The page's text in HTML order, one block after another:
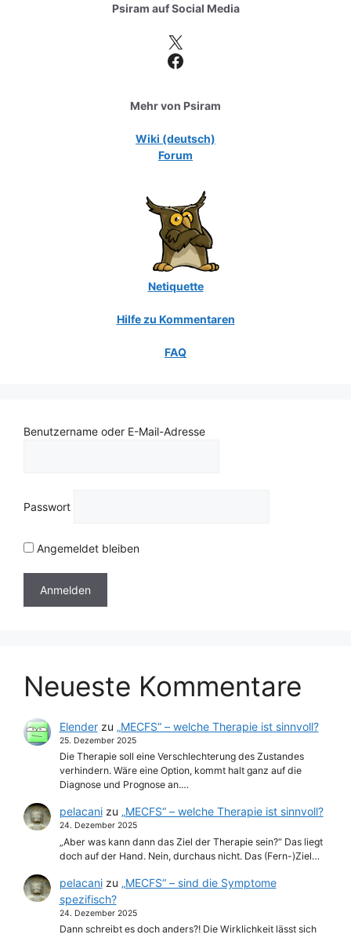
Psiram aufSocial Media
X
Facebook
Mehr von Psiram
Wiki (deutsch)
Forum
Netiquette
Hilfe zu Kommentaren
FAQ
Benutzername oder E-Mail-Adresse
Passwort
Angemeldet bleiben
Neueste Kommentare
Elenderzu „MECFS“ – welche Therapie ist sinnvoll?
25. Dezember 2025
Die Therapie soll eine Verschlechterung des Zustandes
verhindern. Wäre eine Option, kommt halt ganz auf die
Diagnose und Prognose an.…
pelacanizu „MECFS“ – welche Therapie ist sinnvoll?
24. Dezember 2025
„Aber was kann dann das Ziel der Therapie sein?“ Das liegt
doch auf der Hand. Nein, durchaus nicht. Das (Fern-)Ziel…
pelacanizu „MECFS“ – sind die Symptome
spezifisch?
24. Dezember 2025
Dann schreibt es doch anders?! Die Wirklichkeit lässt sich